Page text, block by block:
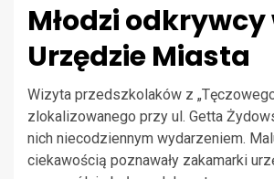
Młodzi odkrywcy
Urzędzie Miasta
Wizyta przedszkolaków z
zlokalizowanego przy ul. Getta
nich niecodziennym wydarzeniem.
ciekawością poznawały zakamarki